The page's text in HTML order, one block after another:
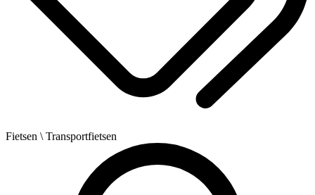
Fietsen \ Transportfietsen